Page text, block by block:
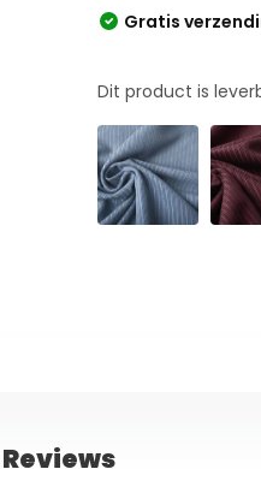
Gratis
Dit product is
Reviews